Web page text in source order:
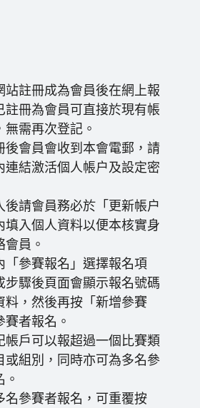
站註冊成為會員後在網上報
註冊為會員可直接於現有帳
無需再次登記。
後會員會收到本會電郵，請
連結激活個人帳户及設定密
後請會員務必於「更新帳户
填入個人資料以便本核實身
會員。
「參賽報名」選擇報名項
步驟後頁面會顯示報名號碼
料，然後再按「新增參賽
賽者報名。
帳戶可以報超過一個比賽類
或組別，同時亦可為多名參
名參賽者報名，可重覆按